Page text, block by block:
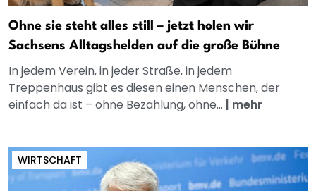
Ohne sie steht alles still – jetzt holen wir
Sachsens Alltagshelden auf die große Bühne
In jedem Verein, in jeder Straße, in jedem
Treppenhaus gibt es diesen einen Menschen, der
einfach da ist – ohne Bezahlung, ohne... | mehr
WIRTSCHAFT